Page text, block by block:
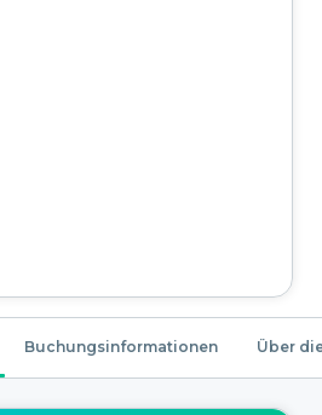
Buchungsinformationen Über